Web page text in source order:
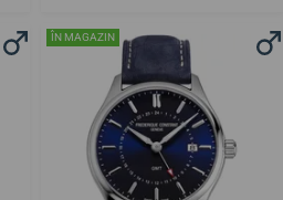
ÎN MAGAZIN